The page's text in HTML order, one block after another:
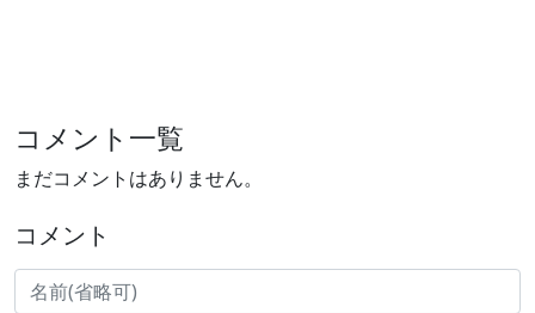
コメント一覧
まだコメントはありません。
コメント